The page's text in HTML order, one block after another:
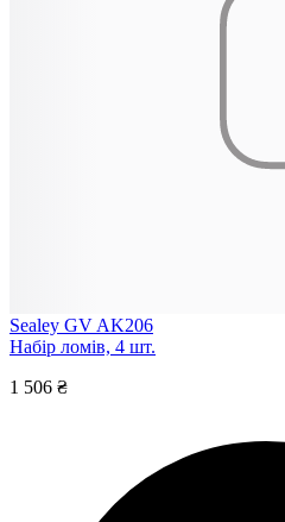
Sealey GV AK206
Набір ломів, 4 шт.
1 506 ₴